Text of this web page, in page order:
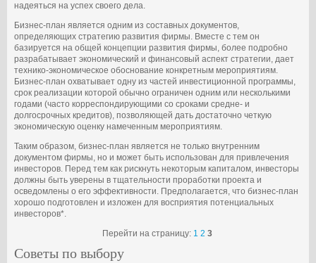
надеяться на успех своего дела.
Бизнес-план является одним из составных документов,
определяющих стратегию развития фирмы. Вместе с тем он
базируется на общей концепции развития фирмы, более подробно
разрабатывает экономический и финансовый аспект стратегии, дает
технико-экономическое обоснование конкретным мероприятиям.
Бизнес-план охватывает одну из частей инвестиционной программы,
срок реализации которой обычно ограничен одним или несколькими
годами (часто корреспондирующими со сроками средне- и
долгосрочных кредитов), позволяющей дать достаточно четкую
экономическую оценку намеченным мероприятиям.
Таким образом, бизнес-план является не только внутренним
документом фирмы, но и может быть использован для привлечения
инвесторов. Перед тем как рискнуть некоторым капиталом, инвесторы
должны быть уверены в тщательности проработки проекта и
осведомлены о его эффективности. Предполагается, что бизнес-план
хорошо подготовлен и изложен для восприятия потенциальных
инвесторов*.
Перейти на страницу: 1 2 3
Советы по выбору